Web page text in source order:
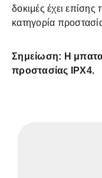
δοκιμές έχει
κατηγορία
Σημείωση: Η
προστασίας IPX4.